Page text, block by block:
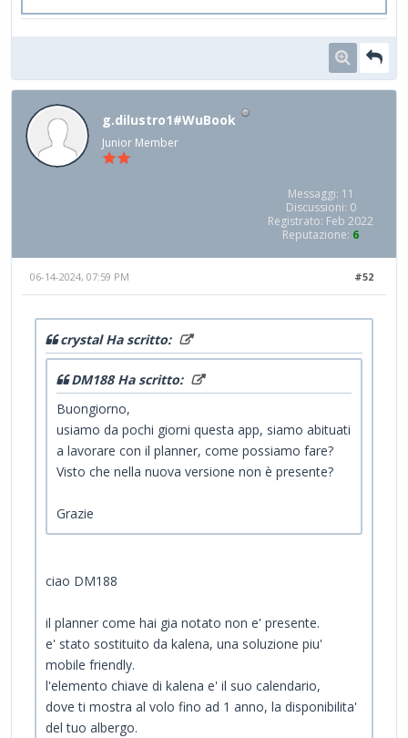
g.dilustro1#WuBook
Junior Member
Messaggi: 11
Discussioni: 0
Registrato: Feb 2022
Reputazione: 6
#52
06-14-2024, 07:59 PM
crystal Ha scritto:
DM188 Ha scritto:
Buongiorno,
usiamo da pochi giorni questa app, siamo abituati
a lavorare con il planner, come possiamo fare?
Visto che nella nuova versione non è presente?
Grazie
ciao DM188
il planner come hai gia notato non e' presente.
e' stato sostituito da kalena, una soluzione piu'
mobile friendly.
l'elemento chiave di kalena e' il suo calendario,
dove ti mostra al volo fino ad 1 anno, la disponibilita'
del tuo albergo.